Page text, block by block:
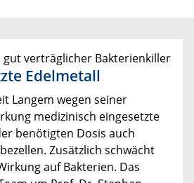
gut verträglicher Bakterienkiller
Edelmetall
Langem wegen seiner
medizinisch eingesetzte
benötigten Dosis auch
Zusätzlich schwächt
auf Bakterien. Das